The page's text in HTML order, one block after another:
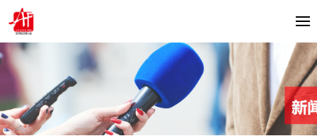
首頁
關於我們
產品中心